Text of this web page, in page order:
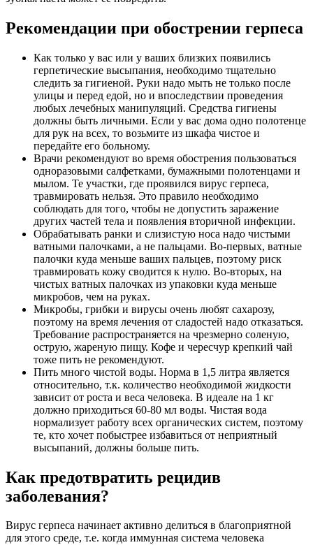
Рекомендации при обострении герпеса
Как только у вас или у ваших близких появились
герпетические высыпания, необходимо тщательно
следить за гигиеной. Руки надо мыть не только после
улицы и перед едой, но и впоследствии проведения
любых лечебных манипуляций. Средства гигиены
должны быть личными. Если у вас дома одно полотенце
для рук на всех, то возьмите из шкафа чистое и
передайте его больному.
Врачи рекомендуют во время обострения пользоваться
одноразовыми салфетками, бумажными полотенцами и
мылом. Те участки, где проявился вирус герпеса,
травмировать нельзя. Это правило необходимо
соблюдать для того, чтобы не допустить заражение
других частей тела и появления вторичной инфекции.
Обрабатывать ранки и слизистую носа надо чистыми
ватными палочками, а не пальцами. Во-первых, ватные
палочки куда меньше ваших пальцев, поэтому риск
травмировать кожу сводится к нулю. Во-вторых, на
чистых ватных палочках из упаковки куда меньше
микробов, чем на руках.
Микробы, грибки и вирусы очень любят сахарозу,
поэтому на время лечения от сладостей надо отказаться.
Требование распространяется на чрезмерно соленую,
острую, жареную пищу. Кофе и чересчур крепкий чай
тоже пить не рекомендуют.
Пить много чистой воды. Норма в 1,5 литра является
относительно, т.к. количество необходимой жидкости
зависит от роста и веса человека. В идеале на 1 кг
должно приходиться 60-80 мл воды. Чистая вода
нормализует работу всех органических систем, поэтому
те, кто хочет побыстрее избавиться от неприятный
высыпаний, должны больше пить.
Как предотвратить рецидив
заболевания?
Вирус герпеса начинает активно делиться в благоприятной
для этого среде, т.е. когда иммунная система человека